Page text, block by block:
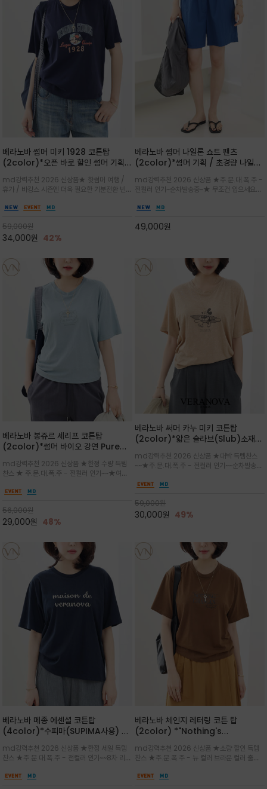
베라노바 썸머 미키 1928 코튼탑
(2color)*오픈 바로 할인 썸머 기획
★ 한정수량 제작 ★ 오가닉 코튼으로
빈티지 프린트로 여름 하의와 모두 잘어
울리는 그래픽
md강력추천 2026 신상품★ 핫썸머 여행 /
휴가 / 바캉스 시즌엔 더욱 필요한 기분전환 빈티
키 컬러 위에 빈티지한 크랙 효과의 레트로 감성
완성
59,000원
34,000원 42%
베라노바 썸머 나일론 쇼트 팬츠
(2color)*썸머 기획 / 초경량 나일론
가벼운 아이템 / 여행 / 일상 / 운동 모
두 가능한 아이템
md강력추천 2026 신상품 ★주.문.대.폭.주 -
전컬러 인기~순차발송중~★ 무조건 입으세요~~
입니다^^가볍고 드라이한 터치감의 나일론 소
룩, 모임룩, 데일리룩까지 다양하게
49,000원
베라노바 봉쥬르 세리프 코튼탑
(2color)*썸머 바이오 강연 Pure
성적인 프랑스어 수식어를 조합
md강력추천 2026 신상품 ★한정 수량 득템
찬스 ★ 주.문.대.폭.주 - 전컬러 인기~~★여름
여유로운 감성/피부에 닿는 순간 기분 좋은 청량
56,000원
29,000원 48%
베라노바 써머 카누 미키 코튼탑
(2color)*얇은 슬라브(Slub)소재
하며, 몸에 잘 달라붙지 않아 쾌적
md강력추천 2026 신상품 ★대박 득템찬스
~~★주.문.대.폭.주 - 전컬러 인기~~순차발송중
드롭숄더 핏과 부드러운 라운드넥이 편안하며, 앞
다.
59,000원
30,000원 49%
베라노바 메종 에센셜 코튼탑
(4color)*수피마(SUPIMA사용) 레
는 레터링 티셔츠
md강력추천 2026 신상품 ★한정 세일 득템
찬스 ★주.문.대.폭.주 - 전컬러 인기~~8차 리오
픽이나 컬러 조합을 통해 'Essential'한 무드를
베라노바 체인지 레터링 코튼 탑
(2color) *"Nothing's
도 일어나지않는것/감각적인 레터링 프
린팅이 돋보이는 베라노바 티셔츠
md강력추천 2026 신상품 ★소량 할인 득템
찬스 ★주.문.폭.주 - 뉴 컬러 브라운 컬러 출시~
무드를 만들고 기본 베이스의 컬러감이라 출근시